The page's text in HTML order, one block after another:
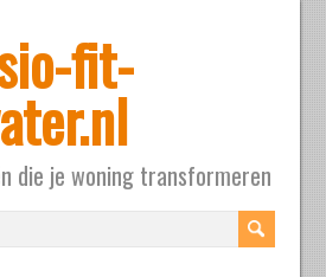
fit-
die je woning transformeren